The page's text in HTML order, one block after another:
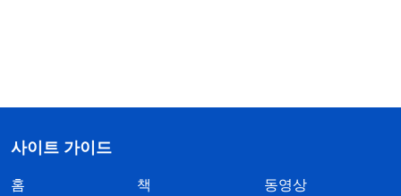
사이트 가이드
홈 책 동영상